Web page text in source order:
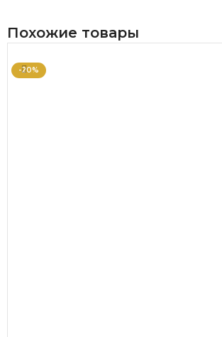
Похожие товары
-20%